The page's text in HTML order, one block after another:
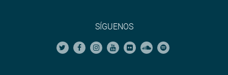
SÍGUENOS